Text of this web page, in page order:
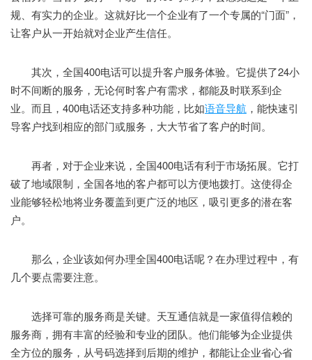
规、有实力的企业。这就好比一个企业有了一个专属的“门面”，
让客户从一开始就对企业产生信任。
其次，全国400电话可以提升客户服务体验。它提供了24小
时不间断的服务，无论何时客户有需求，都能及时联系到企
业。而且，400电话还支持多种功能，比如语音导航 ，能快速引
导客户找到相应的部门或服务，大大节省了客户的时间。
再者，对于企业来说，全国400电话有利于市场拓展。它打
破了地域限制，全国各地的客户都可以方便地拨打。这使得企
业能够轻松地将业务覆盖到更广泛的地区，吸引更多的潜在客
户。
那么，企业该如何办理全国400电话呢？在办理过程中，有
几个要点需要注意。
选择可靠的服务商是关键。天互通信就是一家值得信赖的
服务商，拥有丰富的经验和专业的团队。他们能够为企业提供
全方位的服务，从号码选择到后期的维护，都能让企业省心省